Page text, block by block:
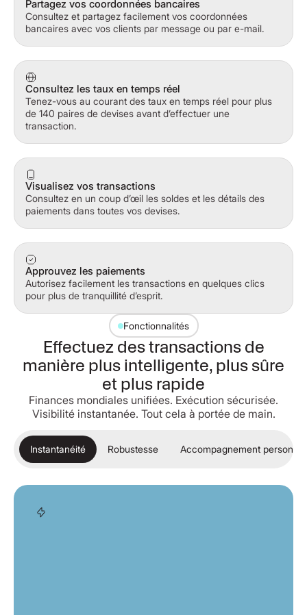
Partagez vos coordonnées bancaires
Consultez et partagez facilement vos coordonnées
bancaires avec vos clients par message ou par e-mail.
Consultez les taux en temps réel
Tenez-vous au courant des taux en temps réel pour plus
de 140 paires de devises avant d’effectuer une
transaction.
Visualisez vos transactions
Consultez en un coup d’œil les soldes et les détails des
paiements dans toutes vos devises.
Approuvez les paiements
Autorisez facilement les transactions en quelques clics
pour plus de tranquillité d’esprit.
Fonctionnalités
Effectuez des transactions de
manière plus intelligente, plus sûre
et plus rapide
Finances mondiales unifiées. Exécution sécurisée.
Visibilité instantanée. Tout cela à portée de main.
Instantanéité Robustesse Accompagnement